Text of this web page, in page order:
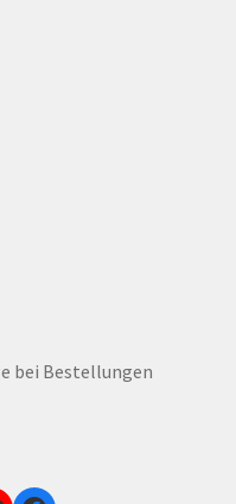
bei Bestellungen